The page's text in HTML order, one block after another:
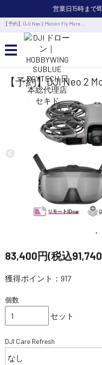
営業日15時まで
【予約】DJI Neo 2 Motion Fly More …
カメラドローン・生活家電
カメラ・スタビライザー
水中ドローン(ROV)・水
RC・ロボット部品
講習会･国家資格･WEBセ
【予約】DJI Neo 2
83,400円(税込
獲得ポイント：917
個数
セット
DJI Care Refresh